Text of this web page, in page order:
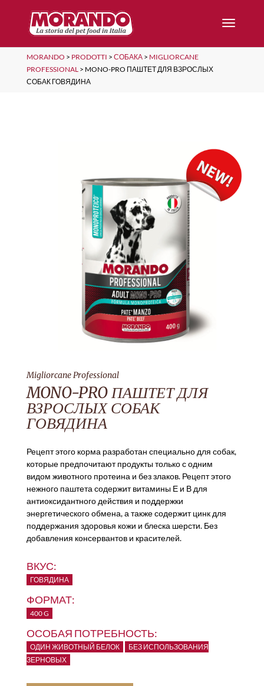
MORANDO > PRODOTTI > СОБАКА> MIGLIORCANE
PROFESSIONAL> MONO-PRO ПАШТЕТ ДЛЯ ВЗРОСЛЫХ
СОБАК ГОВЯДИНА
Migliorcane Professional
MONO-PRO ПАШТЕТ ДЛЯ
ВЗРОСЛЫХ СОБАК
ГОВЯДИНА
Рецепт этого корма разработан специально для собак,
которые предпочитают продукты только с одним
видом животного протеина и без злаков. Рецепт этого
нежного паштета содержит витамины Е и В для
антиоксидантного действия и поддержки
энергетического обмена, а также содержит цинк для
поддержания здоровья кожи и блеска шерсти. Без
добавления консервантов и красителей.
ВКУС:
ГОВЯДИНА
ФОРМАТ:
400 G
ОСОБАЯ ПОТРЕБНОСТЬ:
ОДИН ЖИВОТНЫЙ БЕЛОК
БЕЗ ИСПОЛЬЗОВАНИЯ
ЗЕРНОВЫХ